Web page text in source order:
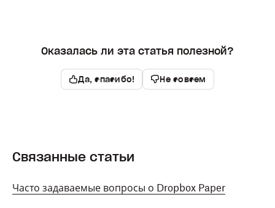
Оказалась ли эта статья полезной?
Да, спасибо! Не совсем
Связанные статьи
Часто задаваемые вопросы о Dropbox Paper